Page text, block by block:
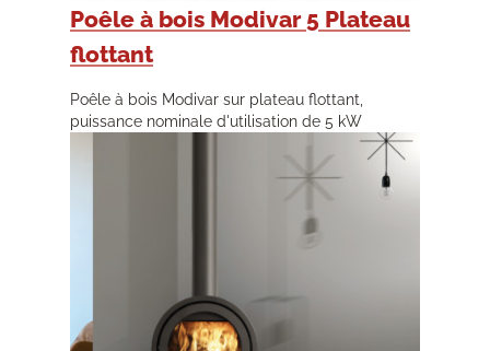
Poêle à bois Modivar 5 Plateau
flottant
Poêle à bois Modivar sur plateau flottant,
puissance nominale d'utilisation de 5 kW